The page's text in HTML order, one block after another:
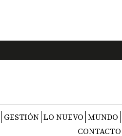
GESTIÓN LO NUEVO MUNDO
CONTACTO